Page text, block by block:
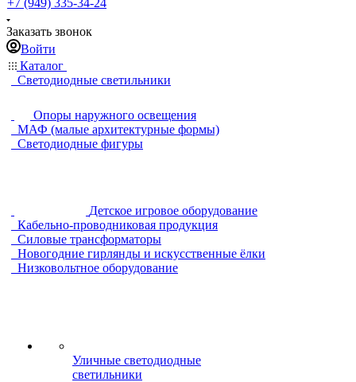
+7 (949) 335-34-24
Заказать звонок
Войти
Каталог
Светодиодные светильники
Опоры наружного освещения
МАФ (малые архитектурные формы)
Светодиодные фигуры
Детское игровое оборудование
Кабельно-проводниковая продукция
Силовые трансформаторы
Новогодние гирлянды и искусственные ёлки
Низковольтное оборудование
Уличные светодиодные
светильники